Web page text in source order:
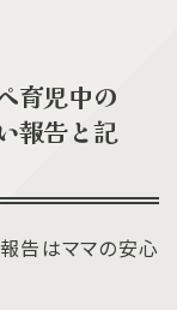
育児中の
報告と記
告はママの安心